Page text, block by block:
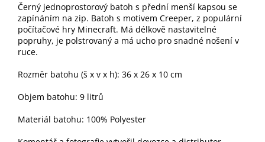
Černý jednoprostorový batoh s přední menší kapsou se
zapínáním na zip. Batoh s motivem Creeper, z populární
počítačové hry Minecraft. Má délkově nastavitelné
popruhy, je polstrovaný a má ucho pro snadné nošení v
ruce.
Rozměr batohu (š x v x h): 36 x 26 x 10 cm
Objem batohu: 9 litrů
Materiál batohu: 100% Polyester